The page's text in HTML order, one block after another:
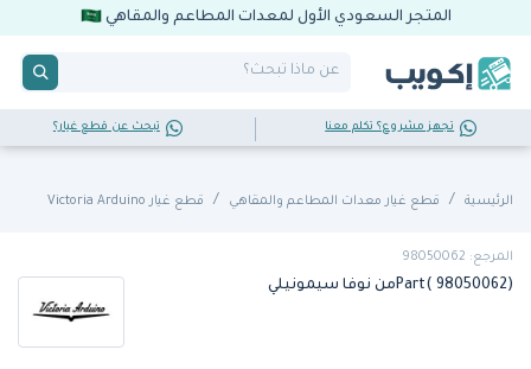
المتجر السعودي الأول لمعدات المطاعم والمقاهي
تجهز مشروع؟ تكلم معنا تبحث عن قطع غيار؟
الرئيسية قطع غيار معدات المطاعم والمقاهي قطع غيار Victoria Arduino
المرجع: 98050062
Part( 98050062)من نوفا سيمونيلي